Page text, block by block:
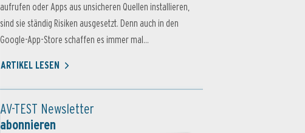
aufrufen oder Apps aus unsicheren Quellen installieren,
sind sie ständig Risiken ausgesetzt. Denn auch in den
Google-App-Store schaffen es immer mal...
ARTIKEL LESEN
AV-TEST Newsletter
abonnieren